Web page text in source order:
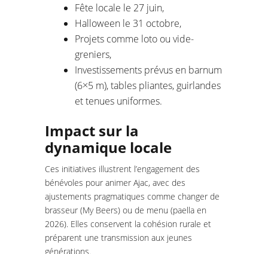
Fête locale le 27 juin,
Halloween le 31 octobre,
Projets comme loto ou vide-
greniers,
Investissements prévus en barnum
(6×5 m), tables pliantes, guirlandes
et tenues uniformes.
Impact sur la
dynamique locale
Ces initiatives illustrent l’engagement des
bénévoles pour animer Ajac, avec des
ajustements pragmatiques comme changer de
brasseur (My Beers) ou de menu (paella en
2026). Elles conservent la cohésion rurale et
préparent une transmission aux jeunes
générations.